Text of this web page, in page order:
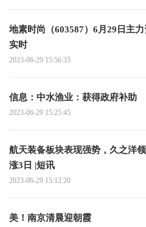
地素时尚（603587）6月29日主
实时
2023-06-29 15:56:35
信息：中水渔业：获得政府补助
2023-06-29 15:25:45
航天装备板块表现强势，久之洋
涨3日 |短讯
2023-06-29 15:12:20
美！南京清晨迎朝霞